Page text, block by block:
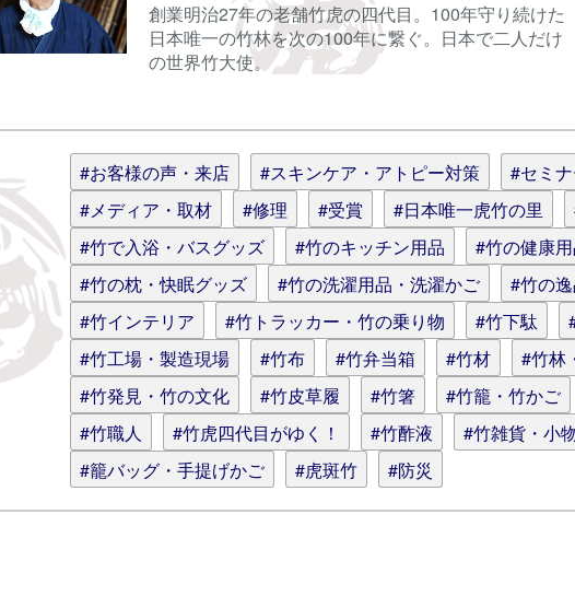
電子メール
コメント (スタイル用のHTMLタグを使えます)
創業明治27年の老舗竹虎の四代目。100年守り続けた
日本唯一の竹林を次の100年に繋ぐ。日本で二人だけ
の世界竹大使。
#お客様の声・来店 #スキンケア・アトピー対策
#セミ
#メディア・取材
#修理 #受賞 #日本唯一虎竹の里
#竹で入浴・バスグッズ
#竹のキッチン用品
#竹の健康
#竹の枕・快眠グッズ
#竹の洗濯用品・洗濯かご
#竹の
#竹インテリア
#竹トラッカー・竹の乗り物 #竹下駄
#竹工場・製造現場
#竹布 #竹弁当箱 #竹材
#竹林
#竹発見・竹の文化
#竹皮草履 #竹箸
#竹籠・竹かご
#竹職人
#竹虎四代目がゆく！ #竹酢液
#竹雑貨・小
#籠バッグ・手提げかご
#虎斑竹 #防災